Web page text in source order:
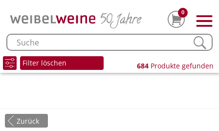
0
Filter löschen 684 Produkte gefunden
Zurück